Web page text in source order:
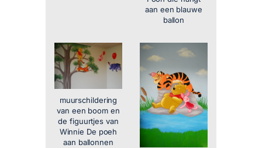
aan een blauwe
ballon
muurschildering
van een boom en
de figuurtjes van
Winnie De poeh
aan ballonnen